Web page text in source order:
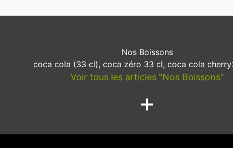
Nos Boissons
coca cola (33 cl), coca zéro 33 cl, coca cola
Voir tous les articles "Nos Boissons"
+